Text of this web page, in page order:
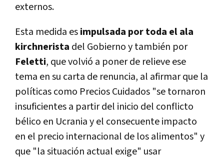
externos.
Esta medida esimpulsada por toda el ala
kirchnerista del Gobierno y también por
Feletti, que volvió a poner de relieve ese
tema en su carta de renuncia, al afirmar que la
políticas como Precios Cuidados "se tornaron
insuficientes a partir del inicio del conflicto
bélico en Ucrania y el consecuente impacto
en el precio internacional de los alimentos" y
que "la situación actual exige" usar